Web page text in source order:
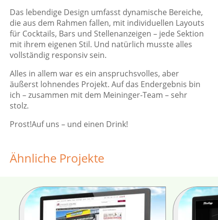
Das lebendige Design umfasst dynamische Bereiche,
die aus dem Rahmen fallen, mit individuellen Layouts
für Cocktails, Bars und Stellenanzeigen – jede Sektion
mit ihrem eigenen Stil. Und natürlich musste alles
vollständig responsiv sein.
Alles in allem war es ein anspruchsvolles, aber
äußerst lohnendes Projekt. Auf das Endergebnis bin
ich – zusammen mit dem Meininger-Team – sehr
stolz.
Prost!Auf uns – und einen Drink!
Ähnliche Projekte